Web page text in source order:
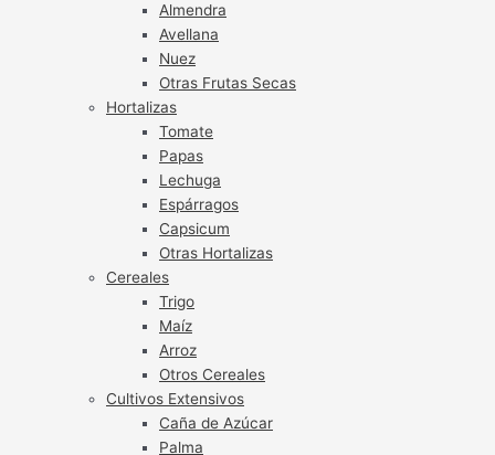
Almendra
Avellana
Nuez
Otras Frutas Secas
Hortalizas
Tomate
Papas
Lechuga
Espárragos
Capsicum
Otras Hortalizas
Cereales
Trigo
Maíz
Arroz
Otros Cereales
Cultivos Extensivos
Caña de Azúcar
Palma